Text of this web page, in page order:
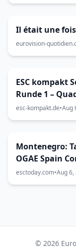
Il était une fois
eurovision-
ESC kompakt
Runde 1 –
esc-kompakt.de•Aug
Montenegro:
OGAE Spain
esctoday.com•Aug 6,
© 2026